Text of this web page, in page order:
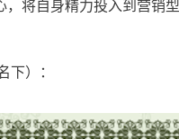
将自身精力投入到营销
）：